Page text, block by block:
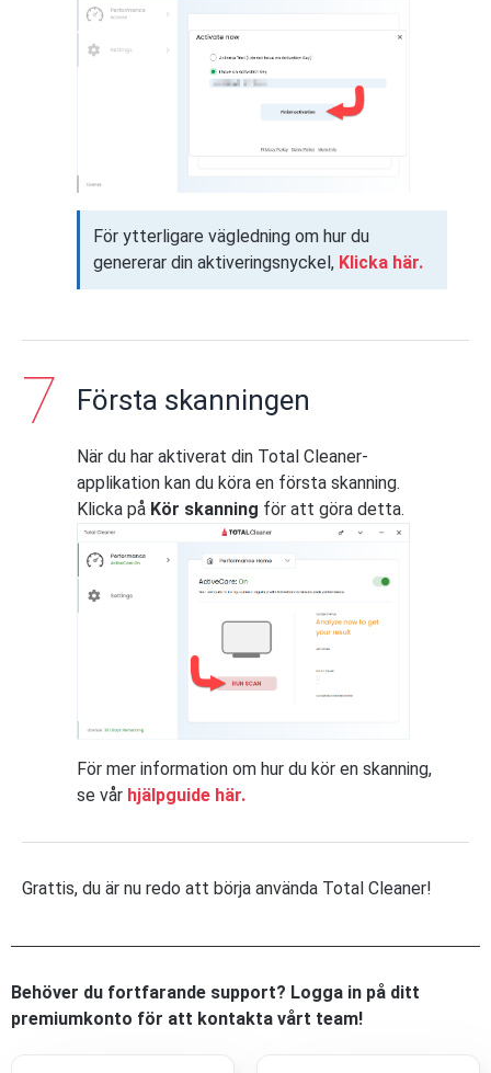
För ytterligare vägledning om hur du
genererar din aktiveringsnyckel, Klicka här.
Första skanningen
När du har aktiverat din Total Cleaner-
applikation kan du köra en första skanning.
Klicka på Kör skanning för att göra detta.
För mer information om hur du kör en skanning,
se vår hjälpguide här.
Grattis, du är nu redo att börja använda Total Cleaner!
Behöver du fortfarande support? Logga in på ditt
premiumkonto för att kontakta vårt team!